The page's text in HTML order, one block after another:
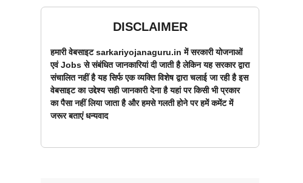
DISCLAIMER
हमारी वेबसाइट sarkariyojanaguru.in में सरकारी योजनाओं
एवं Jobs से संबंधित जानकारियां दी जाती है लेकिन यह सरकार द्वारा
संचालित नहीं है यह सिर्फ एक व्यक्ति विशेष द्वारा चलाई जा रही है इस
वेबसाइट का उद्देश्य सही जानकारी देना है यहां पर किसी भी प्रकार
का पैसा नहीं लिया जाता है और हमसे गलती होने पर हमें कमेंट में
जरूर बताएं धन्यवाद